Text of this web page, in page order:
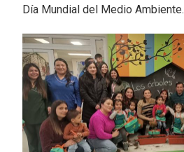
Día Mundial del Medio Ambiente.